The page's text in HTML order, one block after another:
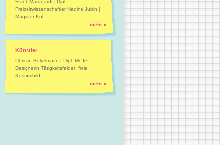
Frank Marquardt | Dipl.
Freizeitwissenschaftler Nadine Jubin |
Magister Kul…
mehr »
Künstler
Christin Bokelmann | Dipl. Mode-
Designerin Tätigkeitsfelder: freie
Kostümbild…
mehr »